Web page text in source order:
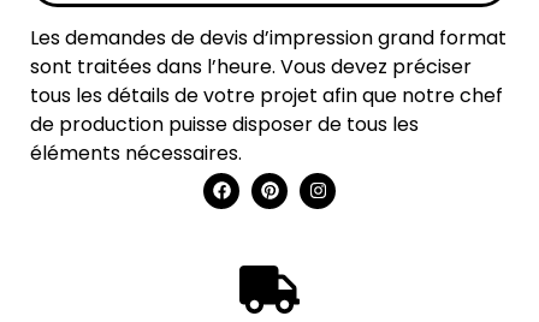
Les demandes de devis d’impression grand format
sont traitées dans l’heure. Vous devez préciser
tous les détails de votre projet afin que notre chef
de production puisse disposer de tous les
éléments nécessaires.